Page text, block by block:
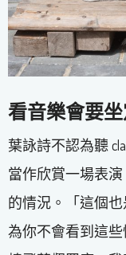
看音樂會要坐
葉詠詩不認為聽
當作欣賞一場表演
的情況。「這個
為你不會看到這